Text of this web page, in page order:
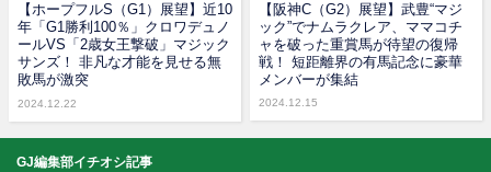
【ホープフルS（G1）展望】近10
年「G1勝利100％」クロワデュノ
ールVS「2歳女王撃破」マジック
サンズ！ 非凡な才能を見せる無
敗馬が激突
2024.12.22
【阪神C（G2）展望】武豊“マジ
ック”でナムラクレア、ママコチ
ャを破った重賞馬が待望の復帰
戦！ 短距離界の有馬記念に豪華
メンバーが集結
2024.12.15
GJ編集部イチオシ記事